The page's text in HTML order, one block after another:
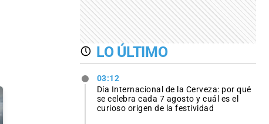
LO ÚLTIMO
03:12
Día Internacional de la Cerveza: por qué
se celebra cada 7 agosto y cuál es el
curioso origen de la festividad